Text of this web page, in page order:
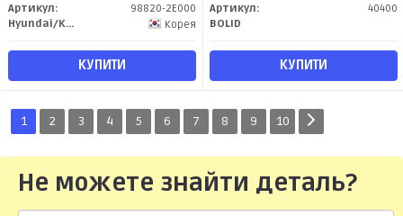
Артикул:
98820-2E000
Hyundai/Kia/Mobis
Корея
КУПИТИ
Артикул:
40400
BOLID
КУПИТИ
1 2 3 4 5 6 7 8 9 10
Не можете знайти деталь?